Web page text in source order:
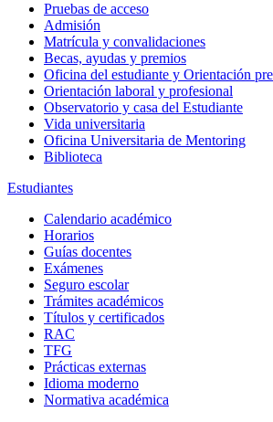
Pruebas de acceso
Admisión
Matrícula y convalidaciones
Becas, ayudas y premios
Oficina del estudiante y Orientación
Orientación laboral y profesional
Observatorio y casa del Estudiante
Vida universitaria
Oficina Universitaria de Mentoring
Biblioteca
Estudiantes
Calendario académico
Horarios
Guías docentes
Exámenes
Seguro escolar
Trámites académicos
Títulos y certificados
RAC
TFG
Prácticas externas
Idioma moderno
Normativa académica